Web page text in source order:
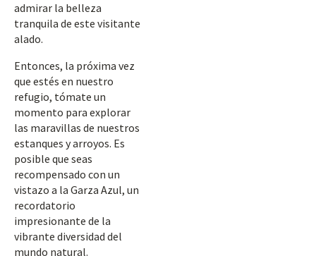
admirar la belleza
tranquila de este visitante
alado.
Entonces, la próxima vez
que estés en nuestro
refugio, tómate un
momento para explorar
las maravillas de nuestros
estanques y arroyos. Es
posible que seas
recompensado con un
vistazo a la Garza Azul, un
recordatorio
impresionante de la
vibrante diversidad del
mundo natural.